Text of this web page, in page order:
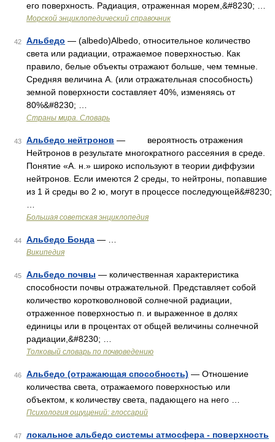
его поверхность. Радиация, отраженная морем,&#8230; …
Морской энциклопедический справочник
42 Альбедо — (albedo)Albedo, относительное количество
света или радиации, отражаемое поверхностью. Как
правило, белые объекты отражают больше, чем темные.
Средняя величина А. (или отражательная способность)
земной поверхности составляет 40%, изменяясь от
80%&#8230; …
Страны мира. Словарь
43 Альбедо нейтронов — вероятность отражения
Нейтронов в результате многократного рассеяния в среде.
Понятие «А. н.» широко используют в теории диффузии
нейтронов. Если имеются 2 среды, то нейтроны, попавшие
из 1 й среды во 2 ю, могут в процессе последующей&#8230;
Большая советская энциклопедия
44 Альбедо Бонда — …
Википедия
45 Альбедо почвы — количественная характеристика
способности почвы отражательной. Представляет собой
количество коротковолновой солнечной радиации,
отраженное поверхностью п. и выраженное в долях
единицы или в процентах от общей величины солнечной
радиации,&#8230; …
Толковый словарь по почвоведению
46 Альбедо (отражающая способность) — Отношение
количества света, отражаемого поверхностью или
объектом, к количеству света, падающего на него …
Психология ощущений: глоссарий
47
локальное альбедо системы атмосфера - поверхность